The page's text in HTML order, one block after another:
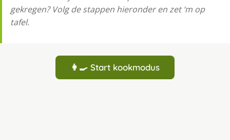
gekregen? Volg de stappen hieronder en zet ‘m op
tafel.
👩‍🍳 Start kookmodus